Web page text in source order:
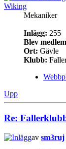
Wiking
Mekaniker
Inlägg: 255
Blev
Ort: Gävle
Klubb:
Upp
Re:
av sm3ruj